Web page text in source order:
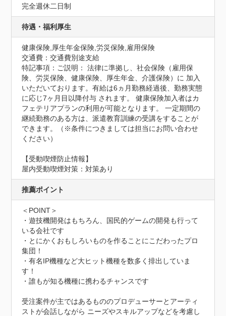
完全週休二日制
待遇・福利厚生
健康保険,厚生年金保険,労災保険,雇用保険
交通費：交通費別途支給
特記事項：ご説明： 法律に準拠し、社会保険（雇用保
険、労災保険、健康保険、厚生年金、介護保険）に 加入
いただいております。有給は6ヵ月勤務経過後、勤務実態
に応じ7ヶ月目以降付与 されます。 健康保険加入者はカ
フェテリアプランの利用が可能となります。 一定期間の
継続勤務のある方は、派遣教育訓練の受講をすることが
できます。（※条件につきましては担当にお問い合わせ
ください）
【受動喫煙防止情報】
屋内受動喫煙対策：対策あり
推薦ポイント
＜POINT＞
・遊技機開発はもちろん、国民的ゲームの開発も行って
いる会社です
・とにかくおもしろいものを作ることにこだわったプロ
集団！
・有名IP機種など大ヒット機種を数多く排出していま
す！
・誰もが知る機種に携わるチャンスです
受注案件が主ではあるもののプロデューサーとアーティ
ストが会話しながら ニーズやスキルアップなどを考慮し